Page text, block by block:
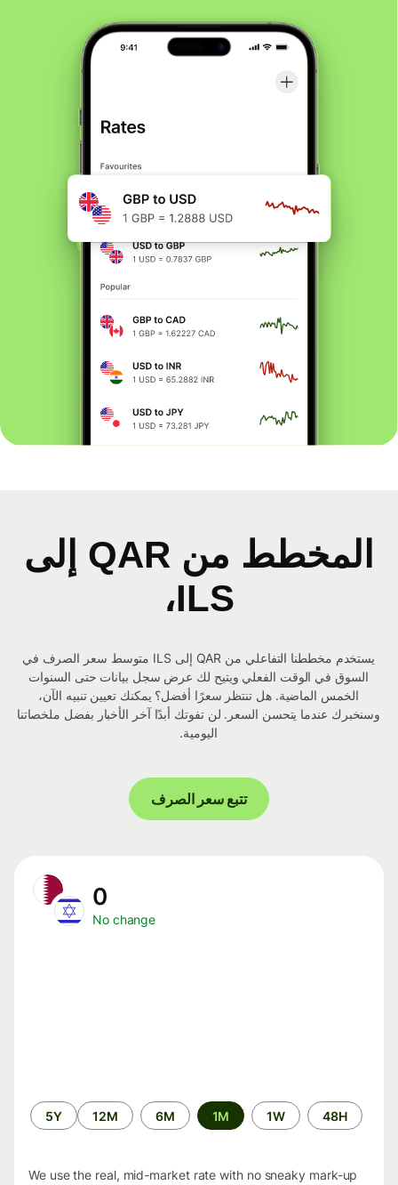
المخطط من QAR إلى
ILS،
يستخدم مخططنا التفاعلي من QAR إلى ILS متوسط ​​سعر الصرف في
السوق في الوقت الفعلي ويتيح لك عرض سجل بيانات حتى السنوات
الخمس الماضية. هل تنتظر سعرًا أفضل؟ يمكنك تعيين تنبيه الآن،
وسنخبرك عندما يتحسن السعر. لن تفوتك أبدًا آخر الأخبار بفضل ملخصاتنا
اليومية.
تتبع سعر الصرف
No change
الفترة
الزمنية
48H
1W
1M
6M
12M
5Y
We use the real, mid-market rate with no sneaky mark-up